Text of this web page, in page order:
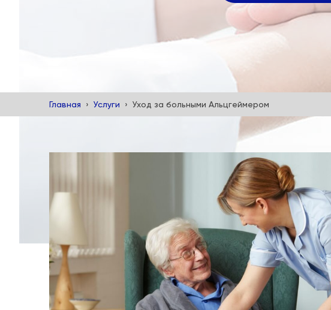
Главная Услуги Уход за больными Альцгеймером